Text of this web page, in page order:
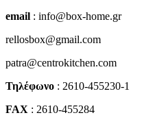
email : info@box-home.gr
rellosbox@gmail.com
patra@centrokitchen.com
Τηλέφωνο : 2610-455230-1
FAX : 2610-455284